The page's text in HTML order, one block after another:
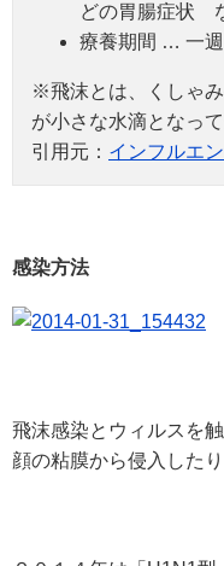
どの胃腸症状
療養期間 … 一
※飛沫とは、くしゃ
が小さな水滴となっ
引用元： インフルエ
感染方法
飛沫感染とウィルスを
顔の粘膜から侵入したり